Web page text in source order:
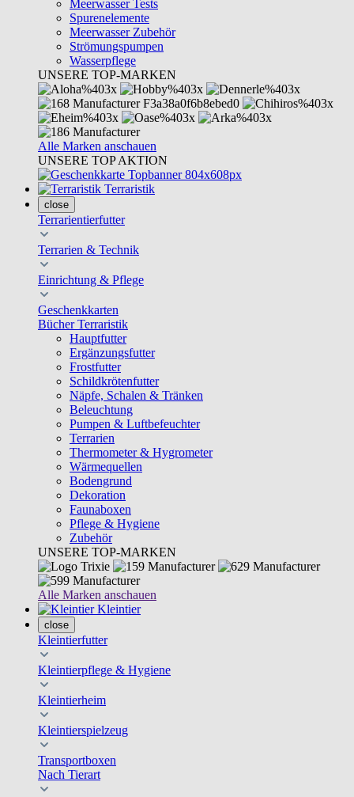
Meerwasser Tests
Spurenelemente
Meerwasser Zubehör
Strömungspumpen
Wasserpflege
UNSERE TOP-MARKEN
Alle Marken anschauen
UNSERE TOP AKTION
Terraristik
close
Terrarientierfutter
Terrarien & Technik
Einrichtung & Pflege
Geschenkkarten
Bücher Terraristik
Hauptfutter
Ergänzungsfutter
Frostfutter
Schildkrötenfutter
Näpfe, Schalen & Tränken
Beleuchtung
Pumpen & Luftbefeuchter
Terrarien
Thermometer & Hygrometer
Wärmequellen
Bodengrund
Dekoration
Faunaboxen
Pflege & Hygiene
Zubehör
UNSERE TOP-MARKEN
Alle Marken anschauen
Kleintier
close
Kleintierfutter
Kleintierpflege & Hygiene
Kleintierheim
Kleintierspielzeug
Transportboxen
Nach Tierart